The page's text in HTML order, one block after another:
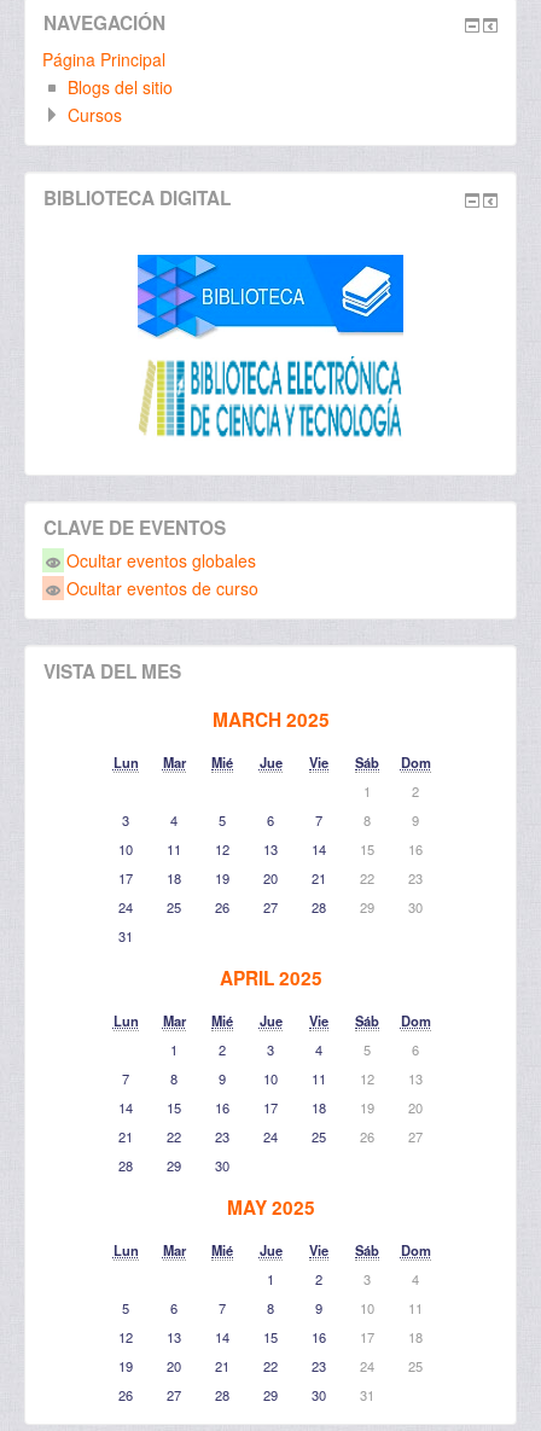
NAVEGACIÓN
Página Principal
Blogs del sitio
Cursos
BIBLIOTECA DIGITAL
CLAVE DE EVENTOS
Ocultar eventos globales
Ocultar eventos de curso
VISTA DEL MES
MARCH 2025
Lun Mar Mié Jue Vie Sáb
Dom
1
2
3
4 5 6 7 8
9
10
11 12 13 14 15
16
17
18 19 20 21 22
23
24
25 26 27 28 29
30
31
APRIL 2025
Lun Mar Mié Jue Vie Sáb
Dom
1
2 3 4 5
6
7
8 9 10 11 12
13
14
15 16 17 18 19
20
21
22 23 24 25 26
27
28
29 30
MAY 2025
Lun Mar Mié Jue Vie Sáb
Dom
1
2 3
4
5
6 7 8 9 10
11
12
13 14 15 16 17
18
19
20 21 22 23 24
25
26
27 28 29 30 31